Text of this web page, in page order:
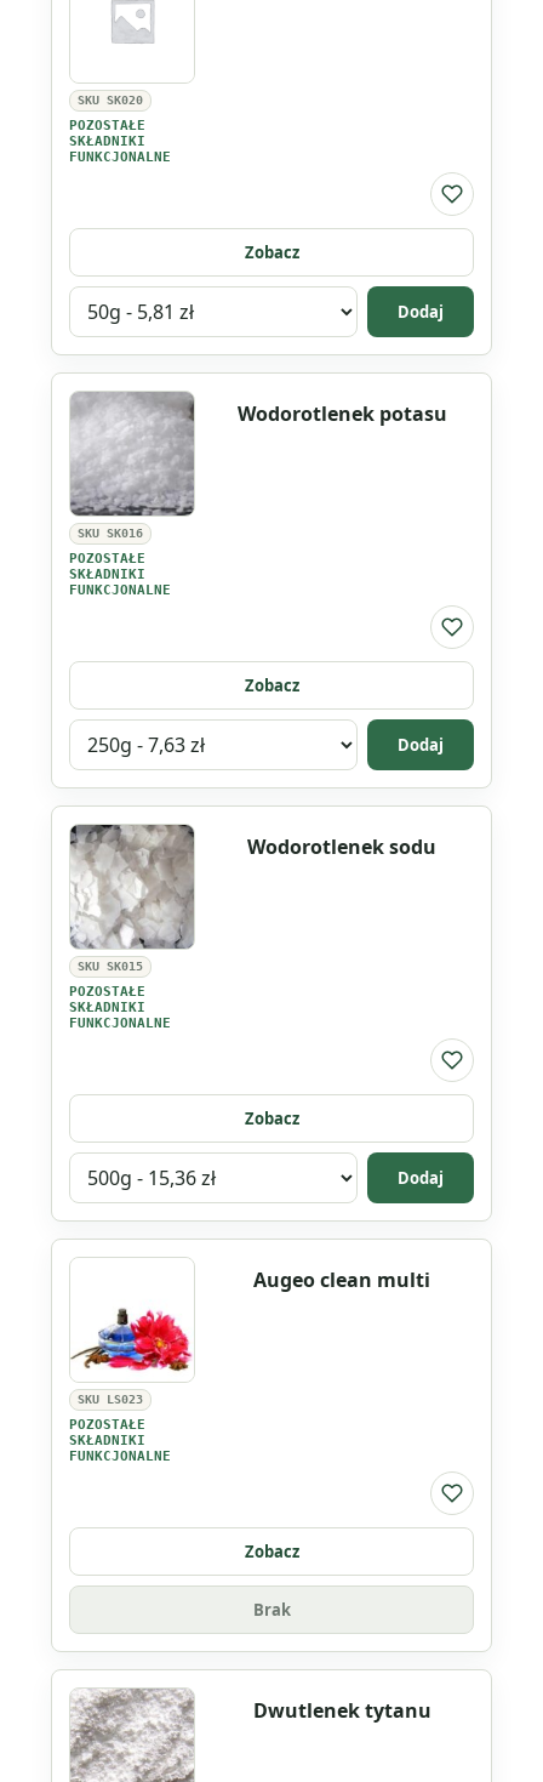
proszku
SKU SK020
POZOSTAŁE
SKŁADNIKI
FUNKCJONALNE
Do listy
Zobacz
Wybierz
wariant
produktu
Tlenek
cynku
Dodaj
SKU SK016
POZOSTAŁE
SKŁADNIKI
FUNKCJONALNE
Wodorotlenek potasu
Do listy
Zobacz
Wybierz
wariant
produktu
Wodorotlenek
potasu
Dodaj
SKU SK015
POZOSTAŁE
SKŁADNIKI
FUNKCJONALNE
Wodorotlenek sodu
Do listy
Zobacz
Wybierz
wariant
produktu
Wodorotlenek
Dodaj
SKU LS023
POZOSTAŁE
SKŁADNIKI
FUNKCJONALNE
Augeo clean multi
Do listy
Zobacz
Brak
Dwutlenek tytanu